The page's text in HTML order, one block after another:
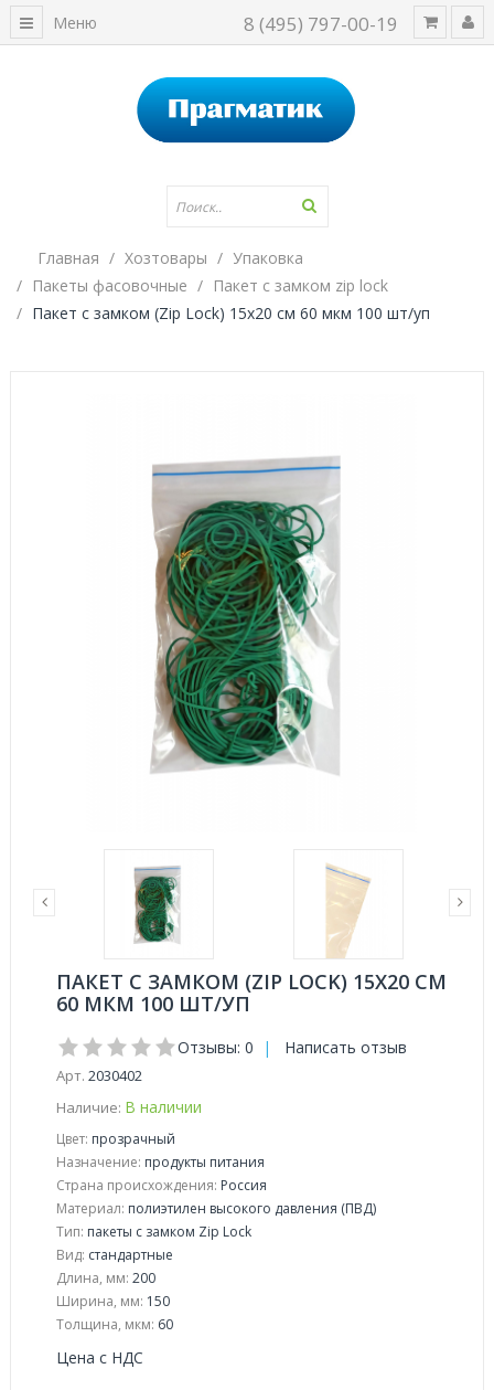
8 (495) 797-00-19
Меню
Главная Хозтовары
Упаковка
Пакеты фасовочные
Пакет с замком zip lock
Пакет с замком (Zip Lock) 15х20 см 60 мкм 100 шт/уп
ПАКЕТ С ЗАМКОМ (ZIP LOCK) 15Х20 СМ
60 МКМ 100 ШТ/УП
Отзывы: 0 | Написать отзыв
Арт. 2030402
Наличие: В наличии
Цвет: прозрачный
Назначение: продукты питания
Страна происхождения: Россия
Материал: полиэтилен высокого давления (ПВД)
Тип: пакеты с замком Zip Lock
Вид: стандартные
Длина, мм: 200
Ширина, мм: 150
Толщина, мкм: 60
Цена с НДС